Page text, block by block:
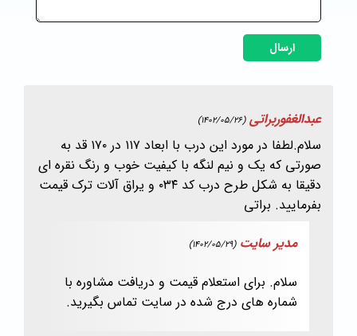
ارسال
عبدالغفوربراتی(1402/05/26)
سلام.لطفا در مورد این درب با ابعاد ۱۱۷ در ۱۷۰ قد به
صورتی که یک و نیم لنگه با کیفیت خوب و رنگ نقره ای
دقیقا به شکل طرح درب کد ۰۳۴ و یراق آلات ترک قیمت
بفرمایید. براتی
مدیر سایت (1402/05/29)
سلام. برای استعلام قیمت و دریافت مشاوره با
شماره های درج شده در سایت تماس بگیرید.